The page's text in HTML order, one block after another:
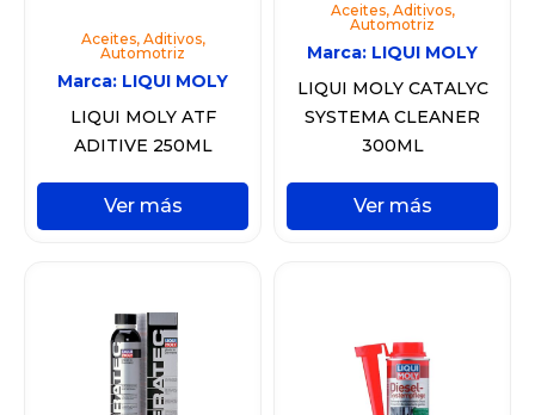
Aceites, Aditivos,
Automotriz
Marca: LIQUI MOLY
LIQUI MOLY ATF
ADITIVE 250ML
Ver más
Aceites, Aditivos,
Automotriz
Marca: LIQUI MOLY
LIQUI MOLY CATALYC
SYSTEMA CLEANER
300ML
Ver más